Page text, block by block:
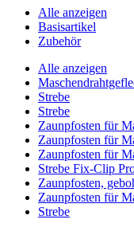
Alle anzeigen
Basisartikel
Zubehör
Alle anzeigen
Strebe
Strebe
Zaunpfosten für
Zaunpfosten für
Zaunpfosten für
Strebe Fix-Clip
Zaunpfosten,
Zaunpfosten für
Strebe